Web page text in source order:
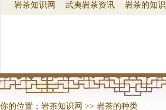
岩茶知识网 武夷岩茶资讯 岩茶的知识
你的位置： 岩茶知识网 >> 岩茶的种类